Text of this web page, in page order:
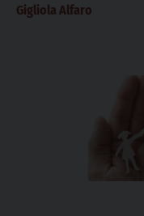
Gigliola Alfaro